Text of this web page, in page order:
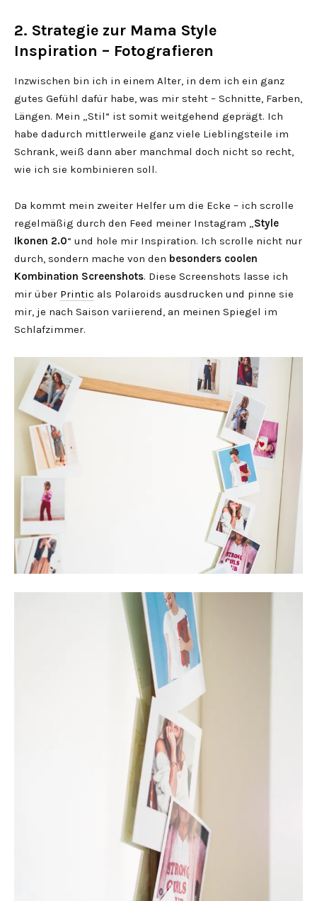
2. Strategie zur Mama Style
Inspiration – Fotografieren
Inzwischen bin ich in einem Alter, in dem ich ein ganz
gutes Gefühl dafür habe, was mir steht – Schnitte, Farben,
Längen. Mein „Stil“ ist somit weitgehend geprägt. Ich
habe dadurch mittlerweile ganz viele Lieblingsteile im
Schrank, weiß dann aber manchmal doch nicht so recht,
wie ich sie kombinieren soll.
Da kommt mein zweiter Helfer um die Ecke – ich scrolle
regelmäßig durch den Feed meiner Instagram „Style
Ikonen 2.0“ und hole mir Inspiration. Ich scrolle nicht nur
durch, sondern mache von den besonders coolen
Kombination Screenshots. Diese Screenshots lasse ich
mir über Printic als Polaroids ausdrucken und pinne sie
mir, je nach Saison variierend, an meinen Spiegel im
Schlafzimmer.